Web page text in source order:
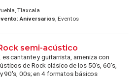
Tlaxcala
Aniversarios, Eventos
semi-acústico
es cantante y guitarrista, ameniza con
de Rock clásico de los 50's, 60's,
90's, 00s; en 4 formatos básicos